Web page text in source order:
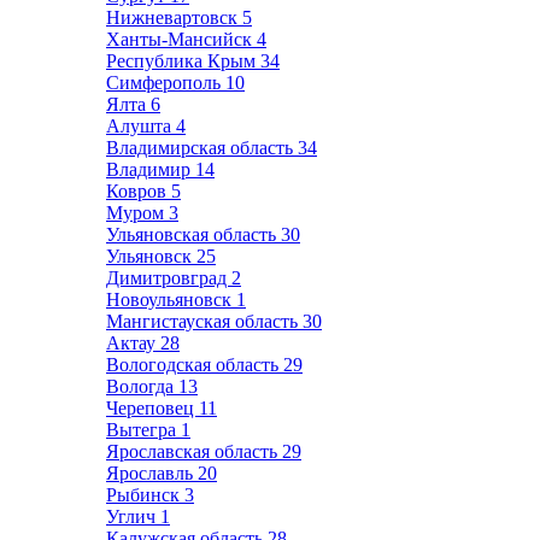
Нижневартовск 5
Ханты-Мансийск 4
Республика Крым 34
Симферополь 10
Ялта 6
Алушта 4
Владимирская область 34
Владимир 14
Ковров 5
Муром 3
Ульяновская область 30
Ульяновск 25
Димитровград 2
Новоульяновск 1
Мангистауская область 30
Актау 28
Вологодская область 29
Вологда 13
Череповец 11
Вытегра 1
Ярославская область 29
Ярославль 20
Рыбинск 3
Углич 1